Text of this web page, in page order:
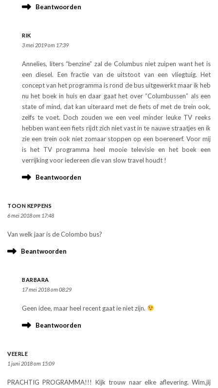
Beantwoorden
RIK
3 mei 2019 om 17:39
Annelies, liters “benzine” zal de Columbus niet zuipen want het is
een diesel. Een fractie van de uitstoot van een vliegtuig. Het
concept van het programma is rond de bus uitgewerkt maar ik heb
nu het boek in huis en daar gaat het over “Columbussen” als een
state of mind, dat kan uiteraard met de fiets of met de trein ook,
zelfs te voet. Doch zouden we een veel minder leuke TV reeks
hebben want een fiets rijdt zich niet vast in te nauwe straatjes en ik
zie een trein ook niet zomaar stoppen op een boerenerf. Voor mij
is het TV programma heel mooie televisie en het boek een
verrijking voor iedereen die van slow travel houdt !
Beantwoorden
TOON KEPPENS
6 mei 2018 om 17:48
Van welk jaar is de Colombo bus?
Beantwoorden
BARBARA
17 mei 2018 om 08:29
Geen idee, maar heel recent gaat ie niet zijn.
Beantwoorden
VEERLE
1 juni 2018 om 15:09
PRACHTIG PROGRAMMA!!! Kijk trouw naar elke aflevering. Wim,jij